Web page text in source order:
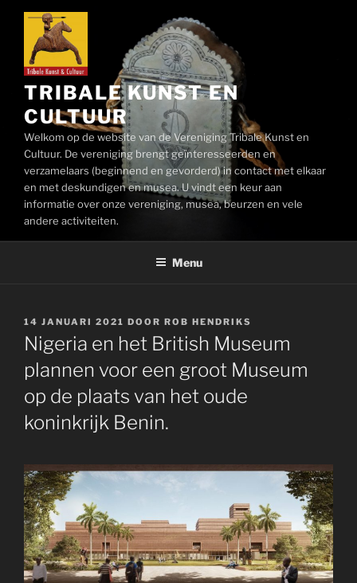
inhoud
TRIBALE KUNST EN
CULTUUR
Welkom op de website van de Vereniging Tribale Kunst en
Cultuur. De vereniging brengt geïnteresseerden en
verzamelaars (beginnend en gevorderd) in contact met elkaar
en met deskundigen en musea. U vindt een keur aan
informatie over onze vereniging, musea, beurzen en vele
andere activiteiten.
Menu
GEPLAATST
OP
14 JANUARI 2021 DOOR ROB HENDRIKS
Nigeria en het British Museum
plannen voor een groot Museum
op de plaats van het oude
koninkrijk Benin.